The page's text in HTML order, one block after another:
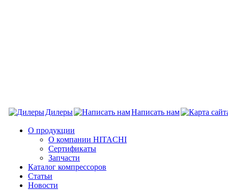
Дилеры Написать нам
О продукции
О компании HITACHI
Сертификаты
Запчасти
Каталог компрессоров
Статьи
Новости